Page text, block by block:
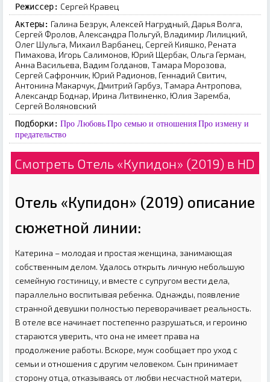
Режиссер: Сергей Кравец
Актеры: Галина Безрук, Алексей Нагрудный, Дарья Волга,
Сергей Фролов, Александра Польгуй, Владимир Лилицкий,
Олег Шульга, Михаил Варбанец, Сергей Кияшко, Рената
Пимахова, Игорь Салимонов, Юрий Щербак, Ольга Герман,
Анна Васильева, Вадим Голданов, Тамара Морозова,
Сергей Сафрончик, Юрий Радионов, Геннадий Свитич,
Антонина Макарчук, Дмитрий Гарбуз, Тамара Антропова,
Александр Боднар, Ирина Литвиненко, Юлия Заремба,
Сергей Воляновский
Подборки: Про Любовь Про семью и отношения Про измену и
предательство
Смотреть Отель «Купидон» (2019) в HD
Отель «Купидон» (2019) описание
сюжетной линии:
Катерина – молодая и простая женщина, занимающая
собственным делом. Удалось открыть личную небольшую
семейную гостиницу, и вместе с супругом вести дела,
параллельно воспитывая ребенка. Однажды, появление
странной девушки полностью переворачивает реальность.
В отеле все начинает постепенно разрушаться, и героиню
стараются уверить, что она не имеет права на
продолжение работы. Вскоре, муж сообщает про уход с
семьи и отношения с другим человеком. Сын принимает
сторону отца, отказываясь от любви несчастной матери,